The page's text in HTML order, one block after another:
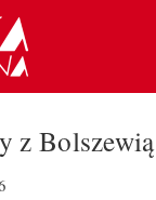
z Bolszewią